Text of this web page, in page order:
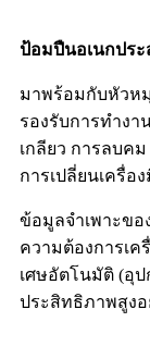
ป้อมปืนอเนกประ
มาพร้อมกับหัวหมุ
รองรับการทำงา
เกลียว การลบค
การเปลี่ยนเครื่อ
ข้อมูลจำเพาะขอ
ความต้องการเ
เศษอัตโนมัติ (อุ
ประสิทธิภาพสูงอ